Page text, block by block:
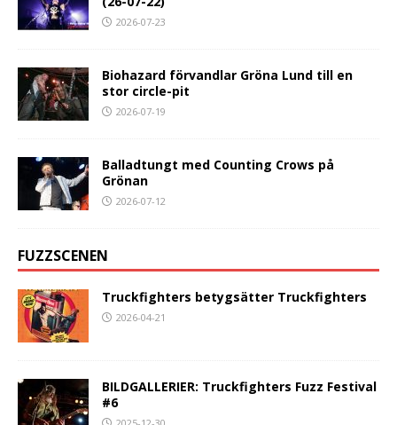
2026-07-23
Biohazard förvandlar Gröna Lund till en
stor circle-pit
2026-07-19
Balladtungt med Counting Crows på
Grönan
2026-07-12
FUZZSCENEN
Truckfighters betygsätter Truckfighters
2026-04-21
BILDGALLERIER: Truckfighters Fuzz Festival
#6